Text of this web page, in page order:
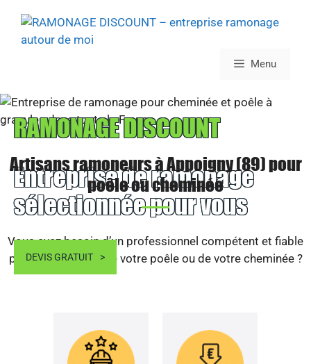
contenu
Menu
RAMONAGE DISCOUNT
Entreprise de ramonage
sélectionnée pour vous
DEVIS GRATUIT
Artisans ramoneurs à Appoigny (89) pour
poêle ou cheminée
Vous avez besoin d’un professionnel compétent et fiable
pour le ramonage de votre poêle ou de votre cheminée ?